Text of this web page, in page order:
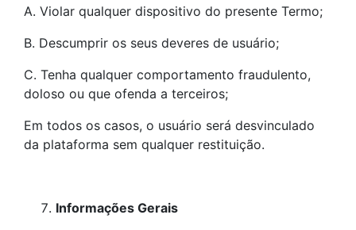
A. Violar qualquer dispositivo do presente Termo;
B. Descumprir os seus deveres de usuário;
C. Tenha qualquer comportamento fraudulento,
doloso ou que ofenda a terceiros;
Em todos os casos, o usuário será desvinculado
da plataforma sem qualquer restituição.
Informações Gerais